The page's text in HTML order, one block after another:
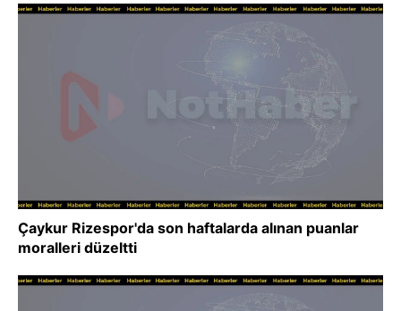
Çaykur Rizespor'da son haftalarda alınan puanlar
moralleri düzeltti